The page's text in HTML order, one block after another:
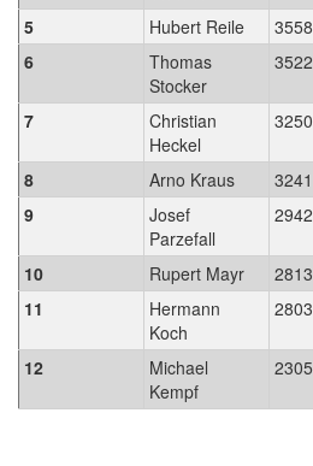
5 Hubert Reile 3558
6
Thomas
Stocker
3522
7
Christian
Heckel
3250
8 Arno Kraus 3241
9
Josef
Parzefall
2942
10 Rupert Mayr
2813
11
Hermann
Koch
2803
12
Michael
Kempf
2305